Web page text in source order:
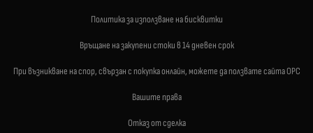
Политика за използване на бисквитки
Връщане на закупени стоки в 14 дневен срок
При възникване на спор, свързан с покупка онлайн, можете да ползвате сайта ОРС
Вашите права
Отказ от сделка